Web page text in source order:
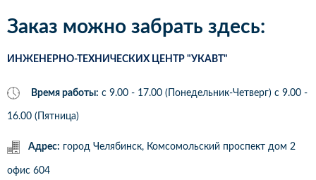
Заказ можно забрать здесь:
ИНЖЕНЕРНО-ТЕХНИЧЕСКИХ ЦЕНТР "УКАВТ"
Время работы: с 9.00 - 17.00 (Понедельник-Четверг) c 9.00 -
16.00 (Пятница)
Адрес: город Челябинск, Комсомольский проспект дом 2
офис 604